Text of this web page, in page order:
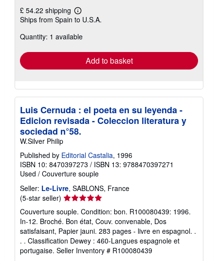
£ 54.22 shipping
Learn
more
shipping
Ships from Spain to U.S.A.
Quantity: 1 available
Add to basket
Luis Cernuda : el poeta en su leyenda -
Edicion revisada - Coleccion literatura y
sociedad n°58.
W.Silver Philip
Published by Editorial Castalia, 1996
ISBN 10: 8470397273 / ISBN 13: 9788470397271
Used / Couverture souple
Seller: Le-Livre, SABLONS, France
(5-star seller) Seller
rating
5
out
of
5
stars
Couverture souple. Condition: bon. R100080439: 1996.
In-12. Broché. Bon état, Couv. convenable, Dos
satisfaisant, Papier jauni. 283 pages - livre en espagnol. .
. . Classification Dewey : 460-Langues espagnole et
portugaise. Seller Inventory # R100080439